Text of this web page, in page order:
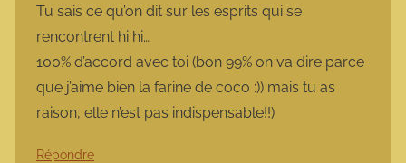
Tu sais ce qu’on dit sur les esprits qui se
rencontrent hi hi…
100% d’accord avec toi (bon 99% on va dire parce
que j’aime bien la farine de coco :)) mais tu as
raison, elle n’est pas indispensable!!)
Répondre